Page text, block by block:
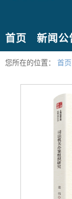
首页 新闻公
您所在的位置： 首页